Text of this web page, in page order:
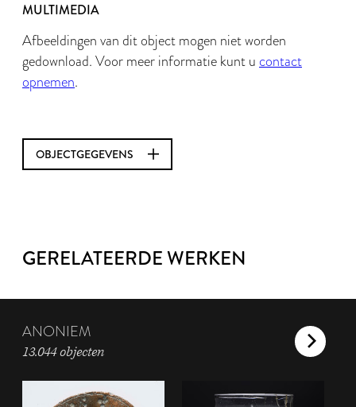
MULTIMEDIA
Afbeeldingen van dit object mogen niet worden
gedownload. Voor meer informatie kunt u contact
opnemen.
OBJECTGEGEVENS
GERELATEERDE WERKEN
ANONIEM
13.044 objecten